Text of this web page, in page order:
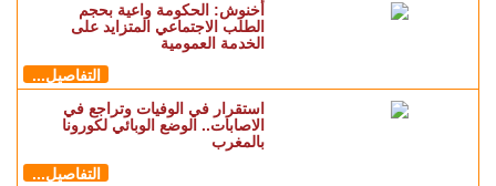
أخنوش: الحكومة واعية بحجم
الطلب الاجتماعي المتزايد على
الخدمة العمومية
التفاصيل...
استقرار في الوفيات وتراجع في
الاصابات.. الوضع الوبائي لكورونا
بالمغرب
التفاصيل...